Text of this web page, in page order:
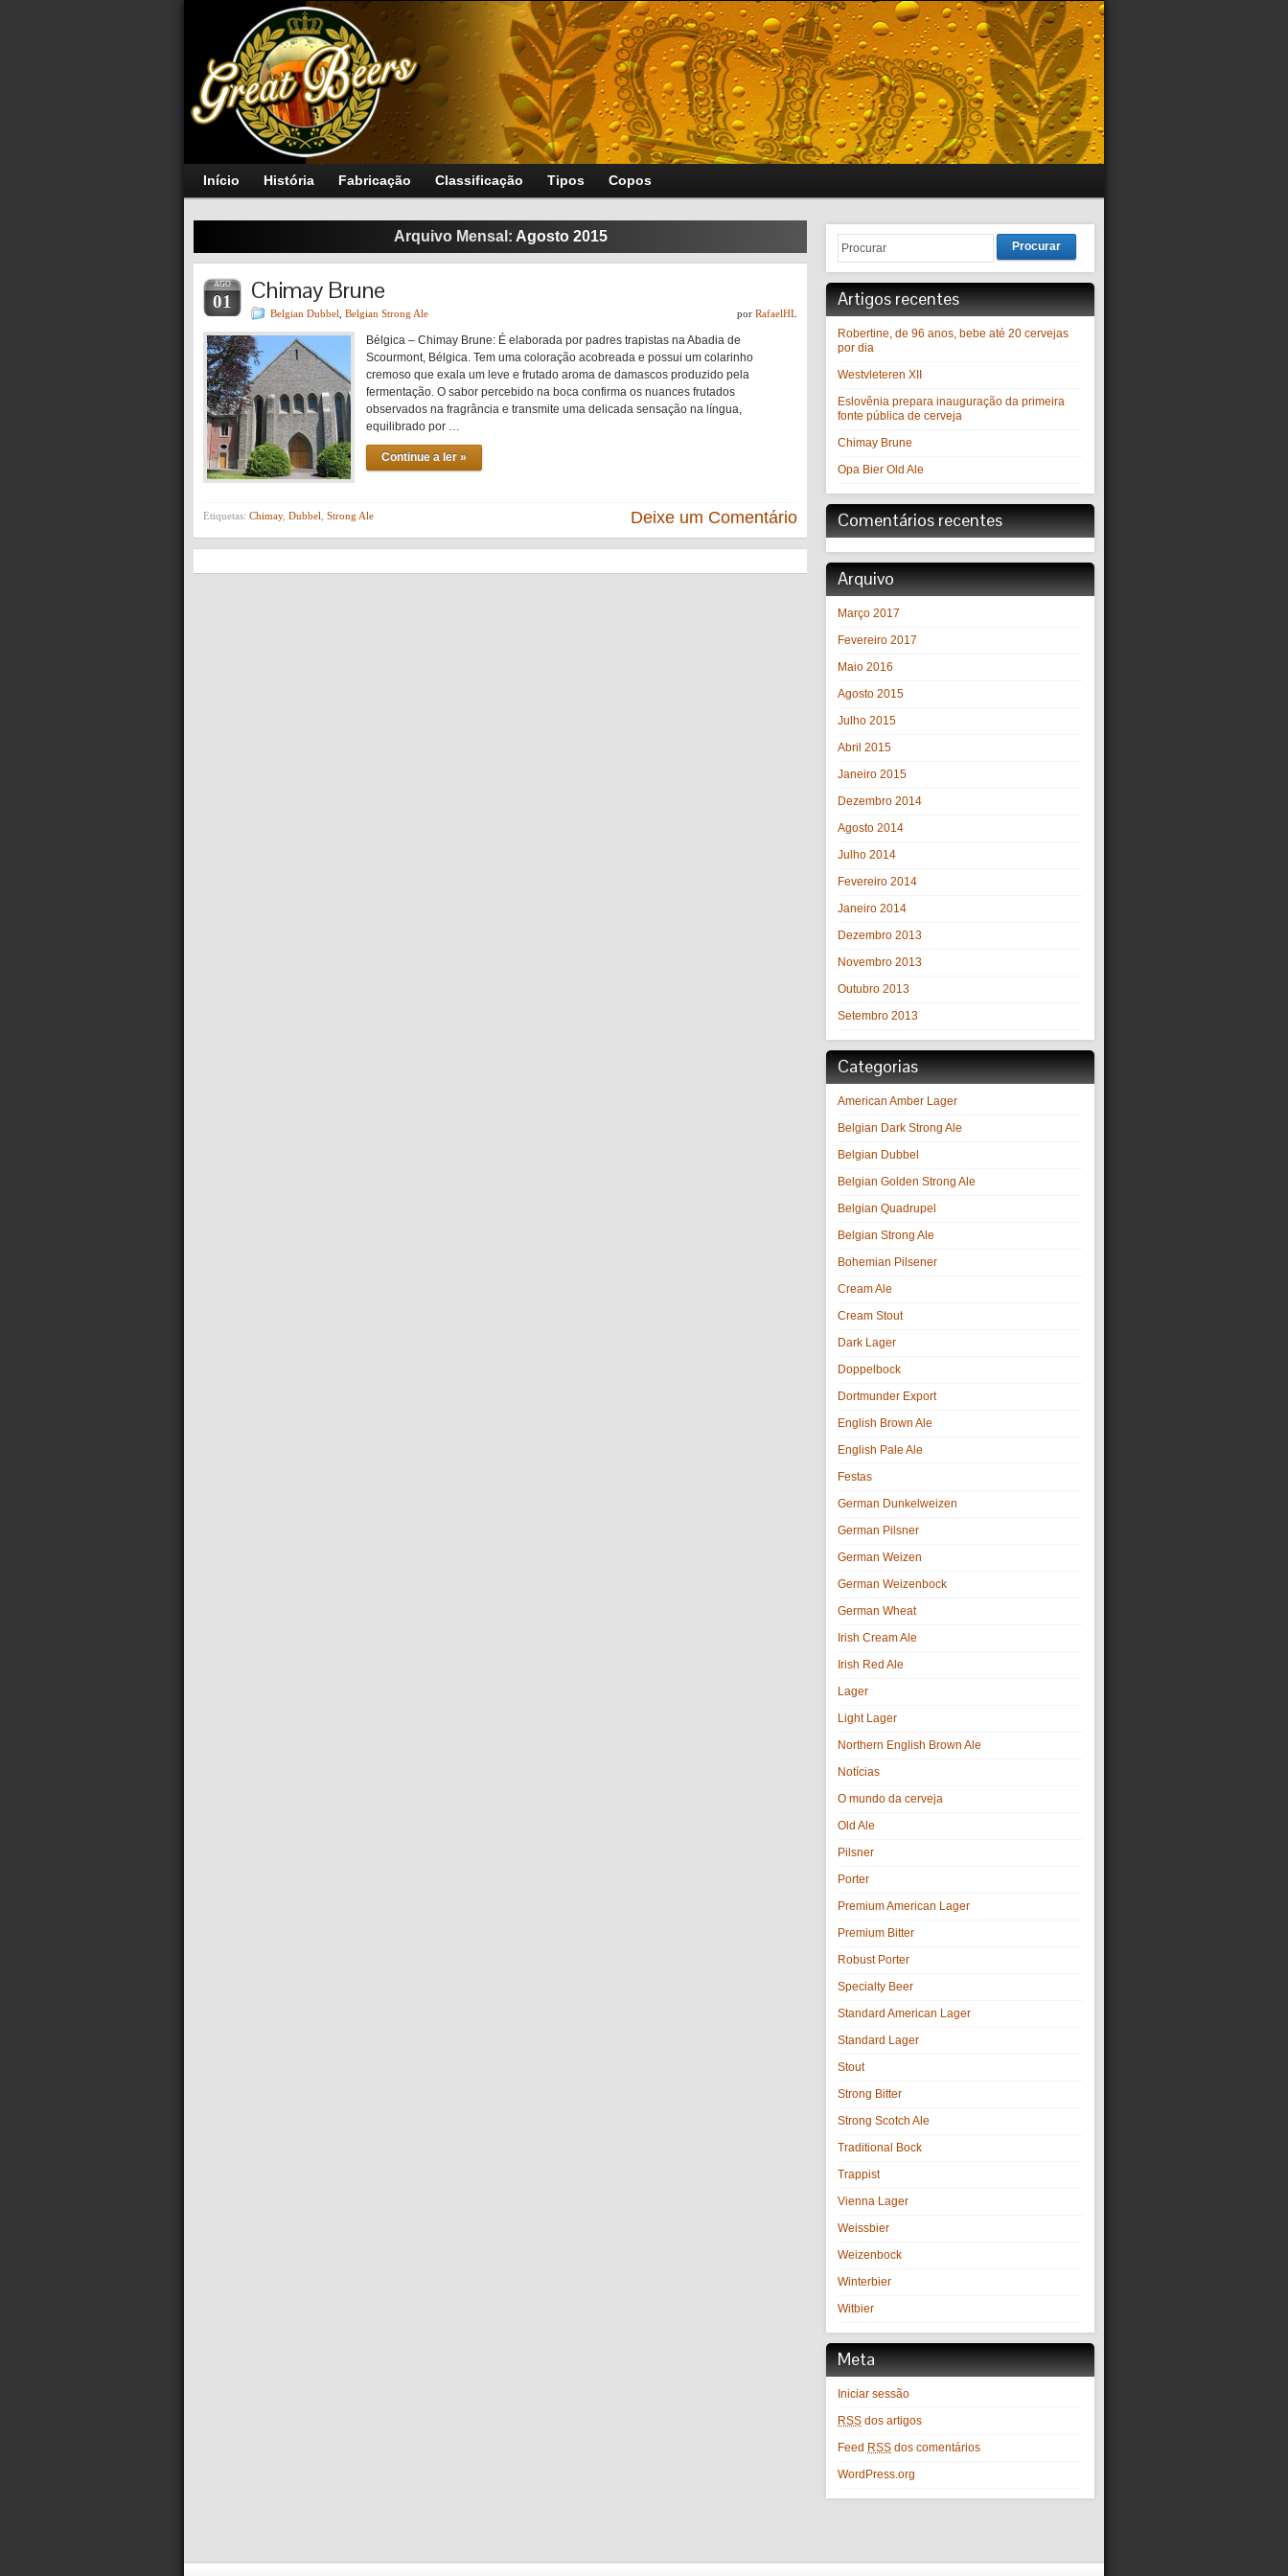
Início História Fabricação Classificação Tipos Copos
Arquivo Mensal: Agosto 2015
AGO
01 Chimay Brune
Belgian Dubbel Belgian Strong Ale por RafaelHL
Bélgica – Chimay Brune: É elaborada por padres trapistas na Abadia de
Scourmont, Bélgica. Tem uma coloração acobreada e possui um colarinho
cremoso que exala um leve e frutado aroma de damascos produzido pela
fermentação. O sabor percebido na boca confirma os nuances frutados
observados na fragrância e transmite uma delicada sensação na língua,
equilibrado por …
Continue a ler »
Etiquetas: Chimay, Dubbel Strong Ale Deixe um Comentário
Procurar
Artigos recentes
Robertine, de 96 anos, bebe até 20 cervejas
por dia
Westvleteren XII
Eslovênia prepara inauguração da primeira
fonte pública de cerveja
Chimay Brune
Opa Bier Old Ale
Comentários recentes
Arquivo
Março 2017
Fevereiro 2017
Maio 2016
Agosto 2015
Julho 2015
Abril 2015
Janeiro 2015
Dezembro 2014
Agosto 2014
Julho 2014
Fevereiro 2014
Janeiro 2014
Dezembro 2013
Novembro 2013
Outubro 2013
Setembro 2013
Categorias
American Amber Lager
Belgian Dark Strong Ale
Belgian Dubbel
Belgian Golden Strong Ale
Belgian Quadrupel
Belgian Strong Ale
Bohemian Pilsener
Cream Ale
Cream Stout
Dark Lager
Doppelbock
Dortmunder Export
English Brown Ale
English Pale Ale
Festas
German Dunkelweizen
German Pilsner
German Weizen
German Weizenbock
German Wheat
Irish Cream Ale
Irish Red Ale
Lager
Light Lager
Northern English Brown Ale
Notícias
O mundo da cerveja
Old Ale
Pilsner
Porter
Premium American Lager
Premium Bitter
Robust Porter
Specialty Beer
Standard American Lager
Standard Lager
Stout
Strong Bitter
Strong Scotch Ale
Traditional Bock
Trappist
Vienna Lager
Weissbier
Weizenbock
Winterbier
Witbier
Meta
Iniciar sessão
RSS dos artigos
Feed RSS dos comentários
WordPress.org